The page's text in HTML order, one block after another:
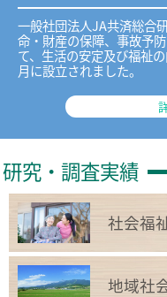
一般社団法人JA共済総合
命・財産の保障、事故予
て、生活の安定及び福祉
月に設立されました。
研究・調査実績
社会福
地域社